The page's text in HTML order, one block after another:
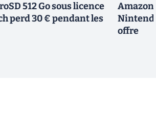
512 Go sous licence
perd 30 € pendant les
offre